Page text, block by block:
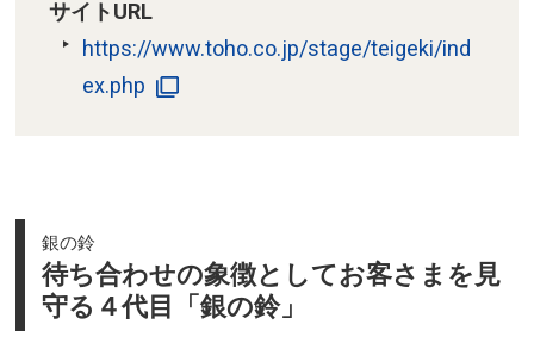
サイトURL
https://www.toho.co.jp/stage/teigeki/ind
ex.php
銀の鈴
待ち合わせの象徴としてお客さまを見
守る４代目「銀の鈴」